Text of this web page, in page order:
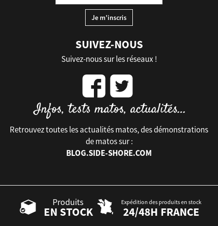
SUIVEZ-NOUS
Suivez-nous sur les réseaux !
Retrouvez toutes les actualités matos, des démonstrations
de matos sur :
BLOG.SIDE-SHORE.COM
Produits
EN STOCK
Expédition des produits en stock
24/48H FRANCE